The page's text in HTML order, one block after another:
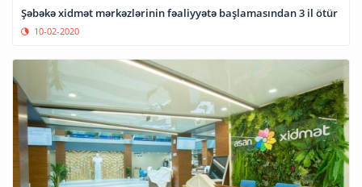
Şəbəkə xidmət mərkəzlərinin fəaliyyətə başlamasından 3 il ötür
10-02-2020